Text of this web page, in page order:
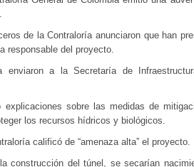
de la Contraloría anunciaron que han
responsable del proyecto.
enviaron a la Secretaría de
explicaciones sobre las medidas de
los recursos hídricos y biológicos.
calificó de “amenaza alta” el proyecto.
construcción del túnel, se secarían